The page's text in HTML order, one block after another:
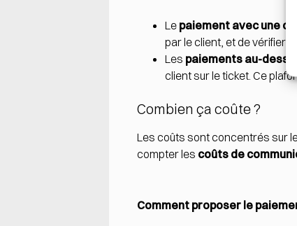
Le paiement avec une
par le client, et de vérifier
Les paiements au-
client sur le ticket. Ce
Combien ça coûte ?
Les coûts sont concentrés sur
compter les coûts de
Comment proposer le